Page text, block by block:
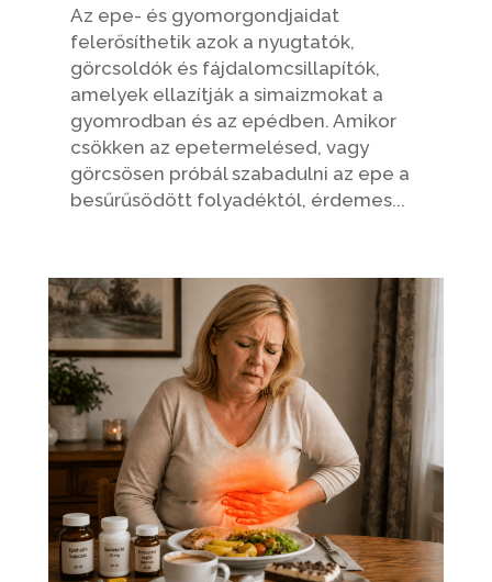
Az epe- és gyomorgondjaidat
felerősíthetik azok a nyugtatók,
görcsoldók és fájdalomcsillapítók,
amelyek ellazítják a simaizmokat a
gyomrodban és az epédben. Amikor
csökken az epetermelésed, vagy
görcsösen próbál szabadulni az epe a
besűrűsödött folyadéktól, érdemes...